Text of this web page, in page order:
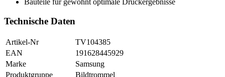
Bauteile für gewohnt optimale Druckergebnisse
Technische Daten
Artikel-Nr
TV104385
EAN
191628445929
Marke
Samsung
Produktgruppe
Bildtrommel